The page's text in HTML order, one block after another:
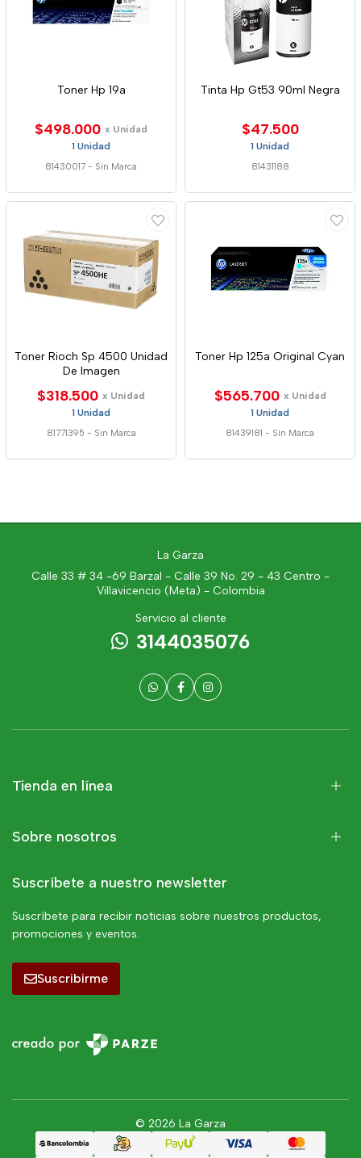
Toner Hp 19a
$498.000 x Unidad
1 Unidad
81430017 - Sin Marca
Tinta Hp Gt53 90ml Negra
$47.500
1 Unidad
81431188
Toner Rioch Sp 4500 Unidad
De Imagen
$318.500 x Unidad
1 Unidad
81771395 - Sin Marca
Toner Hp 125a Original Cyan
$565.700 x Unidad
1 Unidad
81439181 - Sin Marca
La Garza
Calle 33 # 34 -69 Barzal - Calle 39 No. 29 - 43 Centro -
Villavicencio (Meta) - Colombia
Servicio al cliente
3144035076
Tienda en línea
Sobre nosotros
Suscríbete a nuestro newsletter
Suscríbete para recibir noticias sobre nuestros productos,
promociones y eventos.
Suscribirme
© 2026 La Garza